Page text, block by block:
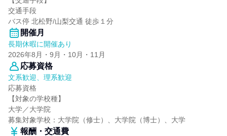
交通手段
バス停 北松野/山梨交通 徒歩１分
開催月
長期休暇に開催あり
2026年8月・9月・10月・11月
応募資格
文系歓迎、理系歓迎
応募資格
【対象の学校種】
大学／大学院
募集対象学校：大学院（修士）、大学院（博士）、大学
報酬・交通費